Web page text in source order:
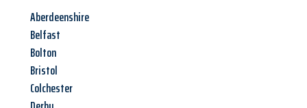
Aberdeenshire
Belfast
Bolton
Bristol
Colchester